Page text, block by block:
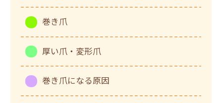
巻き爪
厚い爪・変形爪
巻き爪になる原因